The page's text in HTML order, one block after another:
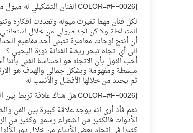
[COLOR=#FF0026]الفنان التشكيلي له ميول معينه أين تجدين نفسك ؟[/COLOR]
لكل فنان مهما تغيرت ميوله وتعددت أفكاره
المتداخلة ولا كن أجد ميولي من خلال
أن أنتج لوحات معاصرة تتبنى أحد مفاهيم
إلى أي اتجاه تبحر ريشة الفنانة نورة اليحيى ؟
أحب القول بأن الاتجاه هو إحساسنا الفني
مبسطة ومفهومة وبشكل جمالي والهدف هو
ثم يحدد من خلالها الأفضل والأنسب له
[COLOR=#FF0026]هل هناك علاقة تربط بين الفن التشكيلي وأبيات الشعر ؟[/COLOR]
نعم فأنا أرى انه يوجد علاقة كبيرة بين الفن
الأدوات فالكثير من الشعراء رسموا وكثير من
كثيرا في اتحاد بعض الأدباء من خلال دور